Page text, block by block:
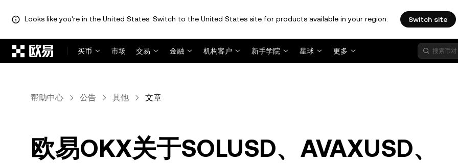
Looks like you're in the United States. Switch to the United States site for products available in your region. Switch site
买币
市场 交易 金融 机构客户 新手学院 星球 更多
帮助中心 公告 其他 文章
欧易OKX关于SOLUSD、AVAXUSD、